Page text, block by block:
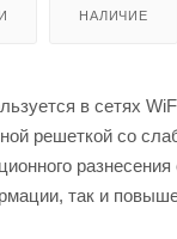
НАЛИЧИЕ
в сетях
решеткой со
так и